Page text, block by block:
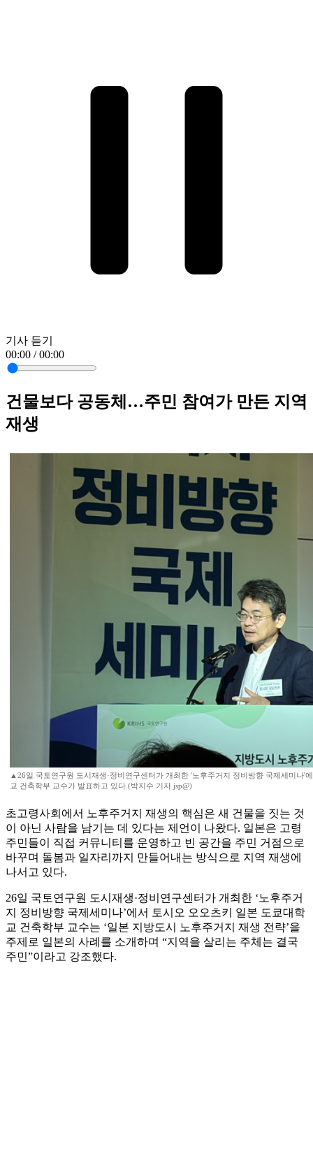
기사 듣기
00:00 / 00:00
건물보다 공동체…주민 참여가 만든 지역
재생
▲26일 국토연구원 도시재생·정비연구센터가 개최한 '노후주거지 정비방향 국제세미나'
교 건축학부 교수가 발표하고 있다.(박지수 기자 jsp@)
초고령사회에서 노후주거지 재생의 핵심은 새 건물을 짓는 것
이 아닌 사람을 남기는 데 있다는 제언이 나왔다. 일본은 고령
주민들이 직접 커뮤니티를 운영하고 빈 공간을 주민 거점으로
바꾸며 돌봄과 일자리까지 만들어내는 방식으로 지역 재생에
나서고 있다.
26일 국토연구원 도시재생·정비연구센터가 개최한 ‘노후주거
지 정비방향 국제세미나’에서 토시오 오오츠키 일본 도쿄대학
교 건축학부 교수는 ‘일본 지방도시 노후주거지 재생 전략’을
주제로 일본의 사례를 소개하며 “지역을 살리는 주체는 결국
주민”이라고 강조했다.